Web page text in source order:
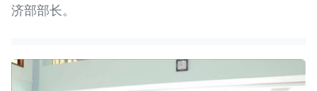
济部部长。